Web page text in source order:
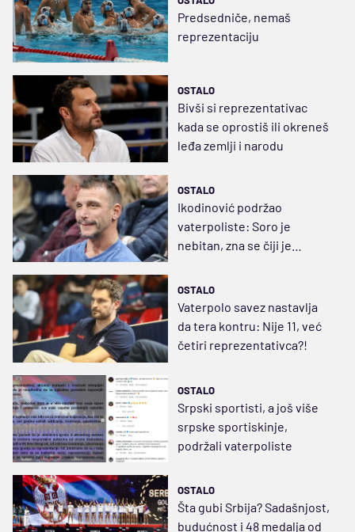
Predsedniče, nemaš
reprezentaciju
OSTALO
Bivši si reprezentativac
kada se oprostiš ili okreneš
leđa zemlji i narodu
OSTALO
Ikodinović podržao
vaterpoliste: Soro je
nebitan, zna se čiji je
OSTALO
Vaterpolo savez nastavlja
da tera kontru: Nije 11, već
četiri reprezentativca?!
OSTALO
Srpski sportisti, a još više
srpske sportiskinje,
podržali vaterpoliste
OSTALO
Šta gubi Srbija? Sadašnjost,
budućnost i 48 medalja od